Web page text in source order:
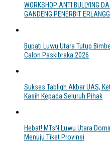
WORKSHOP ANTI BULLYING
GANDENG PENERBIT
Bupati Luwu Utara Tutup
Calon Paskibraka 2026
Sukses Tabligh Akbar UAS,
Kasih Kepada Seluruh Pihak
Hebat! MTsN Luwu Utara
Menuju Tiket Provinsi